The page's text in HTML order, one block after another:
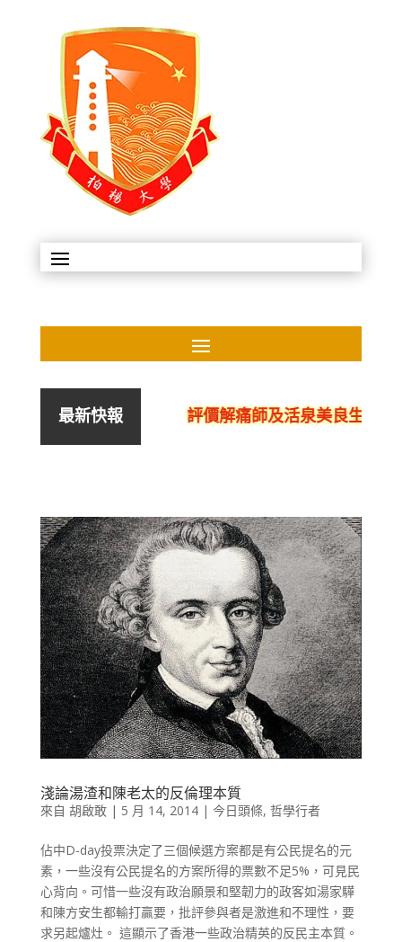
最新快報 評價解痛師及活泉美良生館的
淺論湯渣和陳老太的反倫理本質
來自 胡啟敢| 5 月 14, 2014| 今日頭條, 哲學行者
佔中D-day投票決定了三個候選方案都是有公民提名的元
素，一些沒有公民提名的方案所得的票數不足5%，可見民
心背向。可惜一些沒有政治願景和堅韌力的政客如湯家驊
和陳方安生都輸打贏要，批評參與者是激進和不理性，要
求另起爐灶。 這顯示了香港一些政治精英的反民主本質。